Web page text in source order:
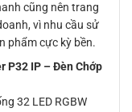
cũng nên trang
vì nhu cầu sử
phẩm cực kỳ bền.
P32 IP – Đèn Chớp
32 LED RGBW